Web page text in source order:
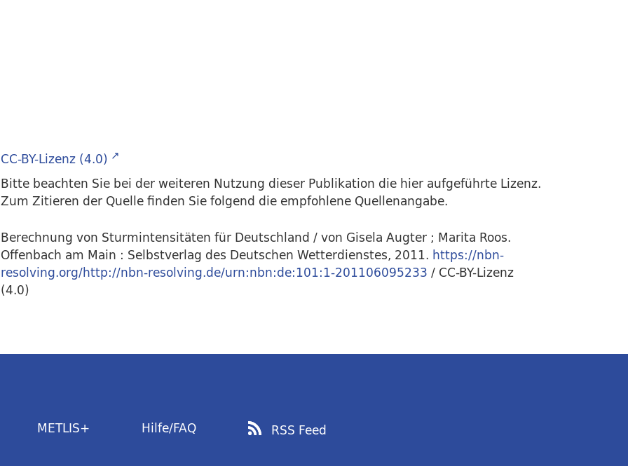
CC-BY-Lizenz (4.0)
Bitte beachten Sie bei der weiteren Nutzung dieser Publikation die hier aufgeführte Lizenz.
Zum Zitieren der Quelle finden Sie folgend die empfohlene Quellenangabe.
Berechnung von Sturmintensitäten für Deutschland / von Gisela Augter ; Marita Roos.
Offenbach am Main : Selbstverlag des Deutschen Wetterdienstes, 2011. https://nbn-
resolving.org/http://nbn-resolving.de/urn:nbn:de:101:1-201106095233 / CC-BY-Lizenz
(4.0)
METLIS+ Hilfe/FAQ RSS Feed